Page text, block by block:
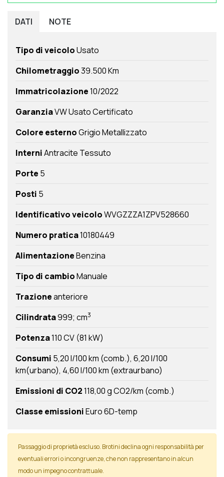
DATI NOTE
Tipo di veicoloUsato
Chilometraggio39.500 Km
Immatricolazione10/2022
GaranziaVW Usato Certificato
Colore esternoGrigio Metallizzato
InterniAntracite Tessuto
Porte 5
Posti 5
Identificativo veicoloWVGZZZA1ZPV528660
Numero pratica10180449
AlimentazioneBenzina
Tipo di cambioManuale
Trazioneanteriore
Cilindrata999; cm3
Potenza110 CV (81 kW)
Consumi 5,20 l/100 km (comb.) 6,20 l/100
km(urbano) 4,60 l/100 km (extraurbano)
Emissioni di CO2118,00 g CO2/km (comb.)
Classe emissioniEuro 6D-temp
Passaggio di proprietà escluso. Brotini declina ogni responsabilità per
eventuali errori o incongruenze, che non rappresentano in alcun
modo un impegno contrattuale.